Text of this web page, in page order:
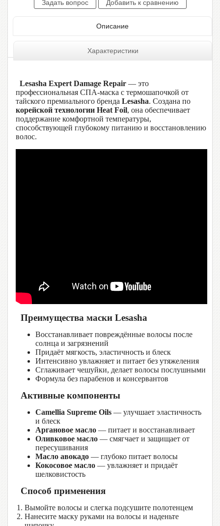
Описание
Характеристики
Lesasha Expert Damage Repair — это
профессиональная СПА-маска с термошапочкой от
тайского премиального бренда Lesasha. Создана по
корейской технологии Heat Foil, она обеспечивает
поддержание комфортной температуры,
способствующей глубокому питанию и восстановлению
волос.
Преимущества маски Lesasha
Восстанавливает повреждённые волосы после
солнца и загрязнений
Придаёт мягкость, эластичность и блеск
Интенсивно увлажняет и питает без утяжеления
Сглаживает чешуйки, делает волосы послушными
Формула без парабенов и консервантов
Активные компоненты
Camellia Supreme Oils — улучшает эластичность
и блеск
Аргановое масло — питает и восстанавливает
Оливковое масло — смягчает и защищает от
пересушивания
Масло авокадо — глубоко питает волосы
Кокосовое масло — увлажняет и придаёт
шелковистость
Способ применения
Вымойте волосы и слегка подсушите полотенцем
Нанесите маску руками на волосы и наденьте